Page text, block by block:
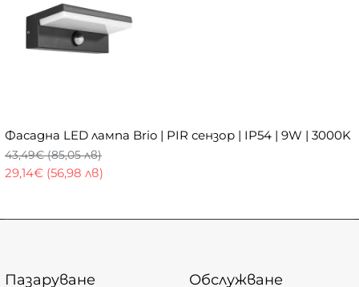
Фасадна LED лампа Brio | PIR сензор | IP54 | 9W | 3000K
29,14€ (56,98 лв)
43,49€ (85,05 лв)
Пазаруване Обслужване